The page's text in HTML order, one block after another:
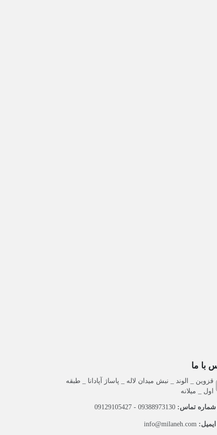
با ما
قزوین _ الوند _ نبش میدان لاله _ پاساژ آپادانا _ طبقه
اول _ میلانه
شماره تماس: 09388973130 - 09129105427
ایمیل: info@milaneh.com